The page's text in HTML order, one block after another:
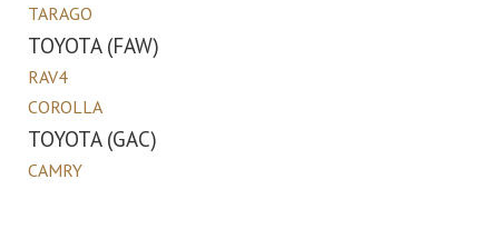
TARAGO
TOYOTA (FAW)
RAV4
COROLLA
TOYOTA (GAC)
CAMRY